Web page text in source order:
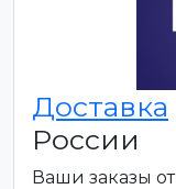
Доставка
России
Ваши заказы